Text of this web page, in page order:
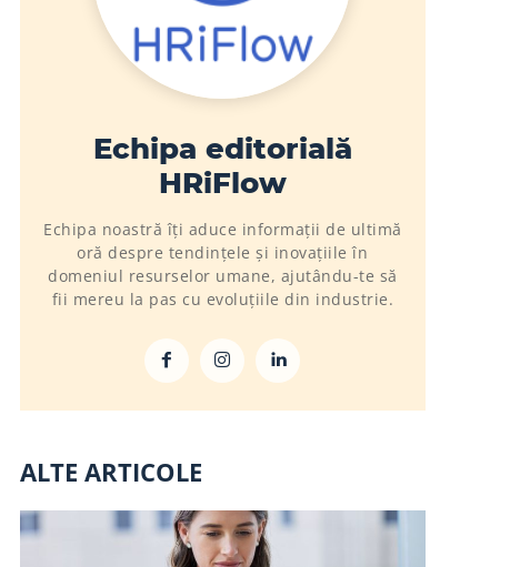
Echipa editorială
HRiFlow
Echipa noastră îți aduce informații de ultimă
oră despre tendințele și inovațiile în
domeniul resurselor umane, ajutându-te să
fii mereu la pas cu evoluțiile din industrie.
ALTE ARTICOLE